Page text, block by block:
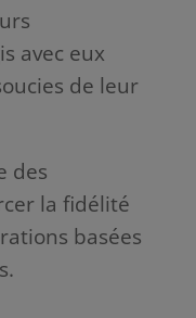
avec eux
de leur
des
la fidélité
basées